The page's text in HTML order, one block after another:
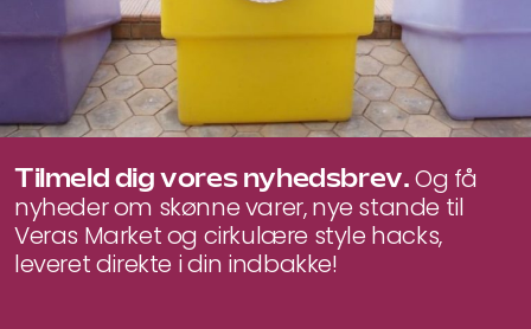
Tilmeld dig vores nyhedsbrev.Og få
nyheder om skønne varer, nye stande til
Veras Market og cirkulære style hacks,
leveret direkte i din indbakke!